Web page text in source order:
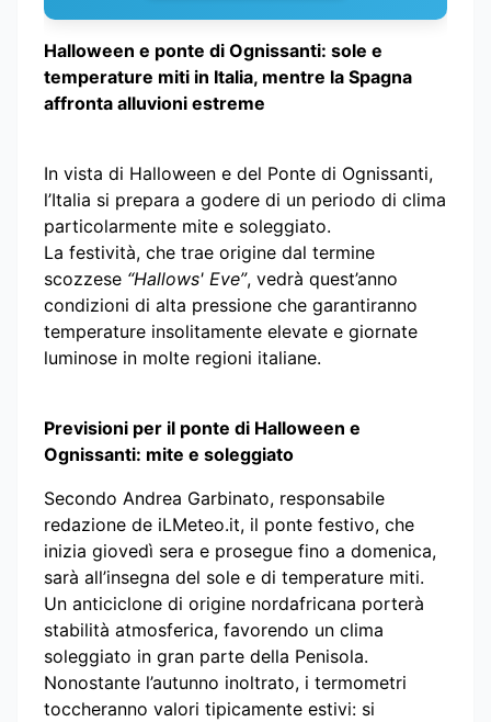
Halloween e ponte di Ognissanti: sole e
temperature miti in Italia, mentre la Spagna
affronta alluvioni estreme
In vista di Halloween e del Ponte di Ognissanti,
l’Italia si prepara a godere di un periodo di clima
particolarmente mite e soleggiato.
La festività, che trae origine dal termine
scozzese “Hallows' Eve”, vedrà quest’anno
condizioni di alta pressione che garantiranno
temperature insolitamente elevate e giornate
luminose in molte regioni italiane.
Previsioni per il ponte di Halloween e
Ognissanti: mite e soleggiato
Secondo Andrea Garbinato, responsabile
redazione de iLMeteo.it, il ponte festivo, che
inizia giovedì sera e prosegue fino a domenica,
sarà all’insegna del sole e di temperature miti.
Un anticiclone di origine nordafricana porterà
stabilità atmosferica, favorendo un clima
soleggiato in gran parte della Penisola.
Nonostante l’autunno inoltrato, i termometri
toccheranno valori tipicamente estivi: si